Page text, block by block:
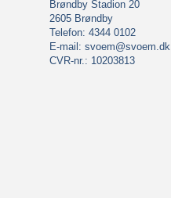
Brøndby Stadion 20
2605 Brøndby
Telefon: 4344 0102
E-mail: svoem@svoem.dk
CVR-nr.: 10203813